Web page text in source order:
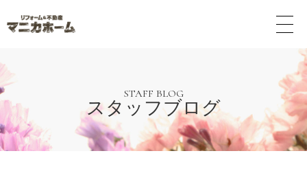
メ
ボ
タ
ン
STAFF BLOG
スタッフブログ